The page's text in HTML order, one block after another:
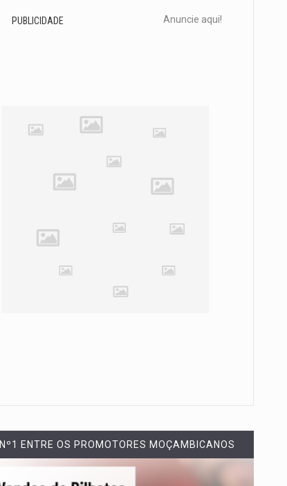
PUBLICIDADE Anuncie aqui!
Nº1 ENTRE OS PROMOTORES MOÇAMBICANOS